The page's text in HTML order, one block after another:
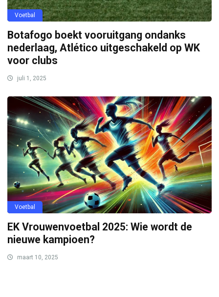
Voetbal
Botafogo boekt vooruitgang ondanks
nederlaag, Atlético uitgeschakeld op WK
voor clubs
juli 1, 2025
Voetbal
EK Vrouwenvoetbal 2025: Wie wordt de
nieuwe kampioen?
maart 10, 2025